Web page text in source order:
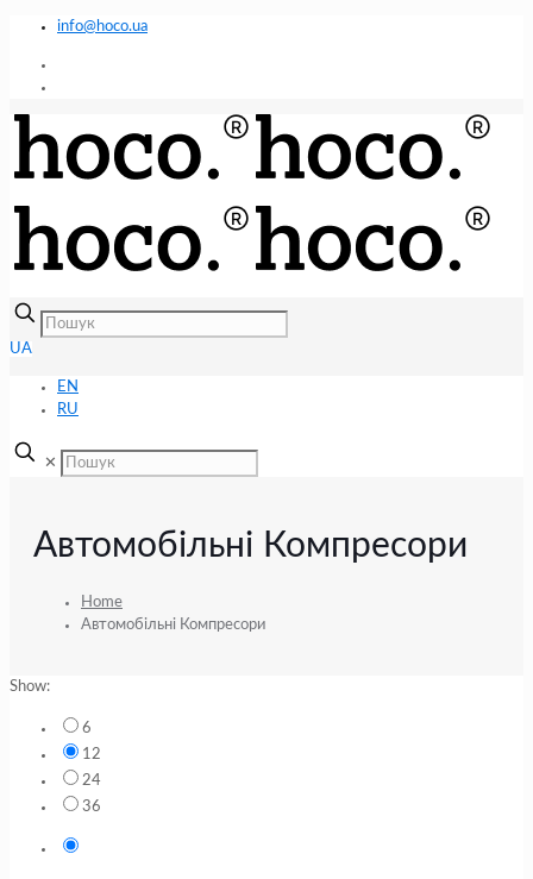
info@hoco.ua
UA
EN
RU
✕
Автомобільні Компресори
Home
Автомобільні Компресори
Show:
6
12
24
36